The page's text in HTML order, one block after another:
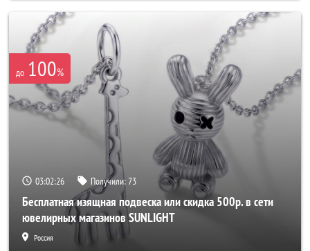
до 100%
03:02:24 Получили:73
Бесплатная изящная подвеска или скидка 500р. в сети
ювелирных магазинов SUNLIGHT
Россия